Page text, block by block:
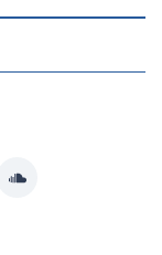
Soundcloud